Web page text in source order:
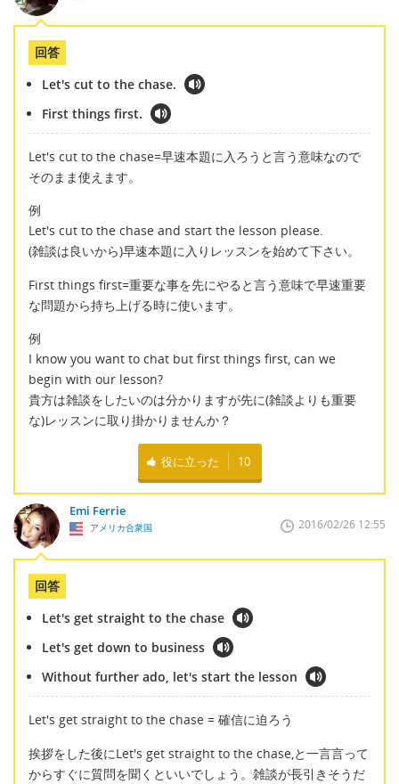
回答
Let's cut to the chase.
First things first.
Let's cut to the chase=早速本題に入ろうと言う意味なので
そのまま使えます。
例
Let's cut to the chase and start the lesson please.
(雑談は良いから)早速本題に入りレッスンを始めて下さい。
First things first=重要な事を先にやると言う意味で早速重要
な問題から持ち上げる時に使います。
例
I know you want to chat but first things first, can we
begin with our lesson?
貴方は雑談をしたいのは分かりますが先に(雑談よりも重要
な)レッスンに取り掛かりませんか？
役に立った 10
Emi Ferrie
アメリカ合衆国 2016/02/26 12:55
回答
Let's get straight to the chase
Let's get down to business
Without further ado, let's start the lesson
Let's get straight to the chase = 確信に迫ろう
挨拶をした後にLet's get straight to the chase,と一言言って
からすぐに質問を聞くといいでしょう。雑談が長引きそうだ